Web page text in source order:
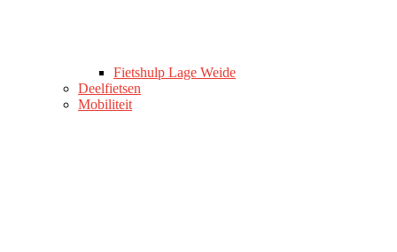
Fietshulp Lage Weide
Deelfietsen
Mobiliteit